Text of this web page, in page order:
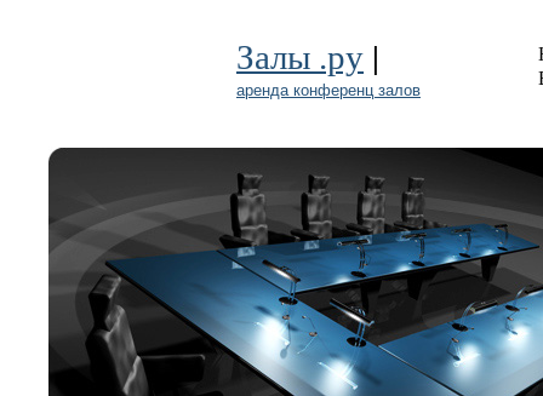
Залы .ру |
аренда конференц залов